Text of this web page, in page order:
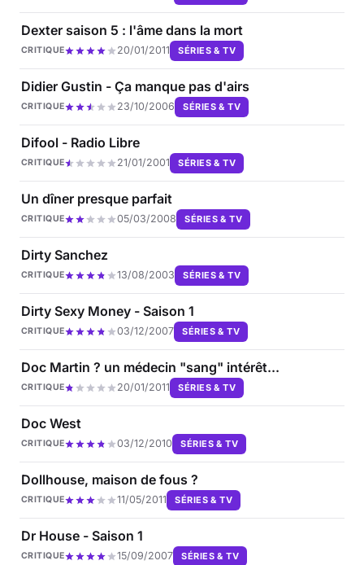
Dexter saison 5 : l'âme dans la mort
CRITIQUE 20/01/2011 SÉRIES & TV
Didier Gustin - Ça manque pas d'airs
CRITIQUE 23/10/2006 SÉRIES & TV
Difool - Radio Libre
CRITIQUE 21/01/2001 SÉRIES & TV
Un dîner presque parfait
CRITIQUE 05/03/2008 SÉRIES & TV
Dirty Sanchez
CRITIQUE 13/08/2003 SÉRIES & TV
Dirty Sexy Money - Saison 1
CRITIQUE 03/12/2007 SÉRIES & TV
Doc Martin ? un médecin "sang" intérêt...
CRITIQUE 20/01/2011 SÉRIES & TV
Doc West
CRITIQUE 03/12/2010 SÉRIES & TV
Dollhouse, maison de fous ?
CRITIQUE 11/05/2011 SÉRIES & TV
Dr House - Saison 1
CRITIQUE 15/09/2007 SÉRIES & TV